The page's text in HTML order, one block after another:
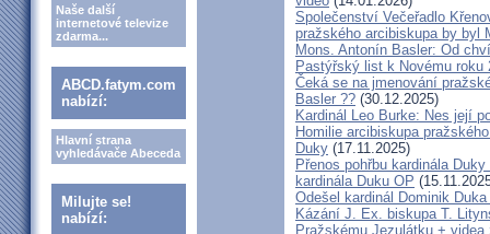
Naše další
internetové televize
zdarma...
ABCD.fatym.com
nabízí:
Hlavní strana
vyhledávače Abeceda
Milujte se!
nabízí:
Společenství Večeřadlo
pražského arcibiskupa by byl
Mons. Antonín Basler: Od
Pastýřský list k Novému roku
Čeká se na jmenování
Basler ?? (30.12.2025)
Kardinál Leo Burke: Nes její
Homilie arcibiskupa
Duky (17.11.2025)
Přenos pohřbu kardinála
kardinála Duku OP
Odešel kardinál Dominik
Kázání J. Ex. biskupa T.
Pražskému Jezulátku + videa